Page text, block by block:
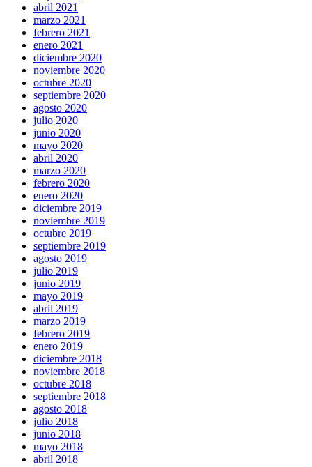
abril 2021
marzo 2021
febrero 2021
enero 2021
diciembre 2020
noviembre 2020
octubre 2020
septiembre 2020
agosto 2020
julio 2020
junio 2020
mayo 2020
abril 2020
marzo 2020
febrero 2020
enero 2020
diciembre 2019
noviembre 2019
octubre 2019
septiembre 2019
agosto 2019
julio 2019
junio 2019
mayo 2019
abril 2019
marzo 2019
febrero 2019
enero 2019
diciembre 2018
noviembre 2018
octubre 2018
septiembre 2018
agosto 2018
julio 2018
junio 2018
mayo 2018
abril 2018